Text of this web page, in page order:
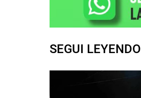
SEGUI LEYENDO